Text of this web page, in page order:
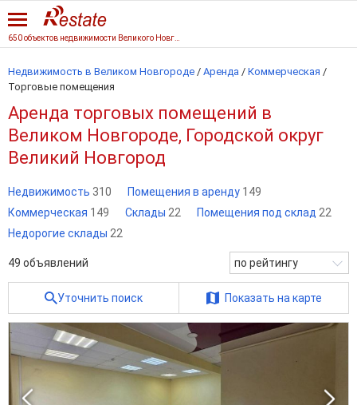
Недвижимость в Великом Новгороде / Аренда / Коммерческая /
Торговые помещения
Аренда торговых помещений в
Великом Новгороде, Городской округ
Великий Новгород
Недвижимость 310 Помещения в аренду 149
Коммерческая 149 Склады 22 Помещения под склад 22
Недорогие склады 22
49 объявлений по рейтингу
Уточнить поиск Показать на карте